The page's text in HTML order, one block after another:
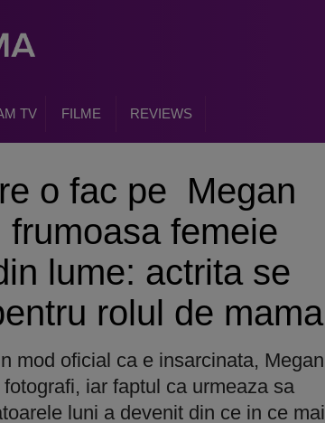
TV FILME REVIEWS
o fac pe Megan
frumoasa femeie
lume: actrita se
rolul de mama
mod oficial ca e insarcinata, Megan
iar faptul ca urmeaza sa
luni a devenit din ce in ce mai